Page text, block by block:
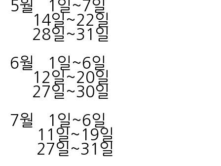
5월 1일~7일
14일~22일
28일~31일
6월 1일~6일
12일~20일
27일~30일
7월 1일~6일
11일~19일
27일~31일